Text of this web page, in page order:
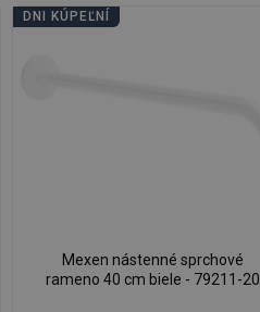
DNI KÚPEĽNÍ
Mexen nástenné sprchové
rameno 40 cm biele - 79211-20